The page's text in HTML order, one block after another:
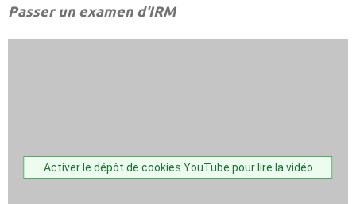
Passer un examen d'IRM
Activer le dépôt de cookies YouTube pour lire la vidéo